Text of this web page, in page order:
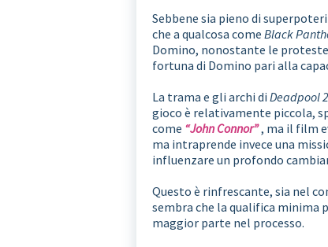
Sebbene sia pieno di
che a qualcosa comeBlack
Domino, nonostante le proteste
fortuna di Domino pari alla
La trama e gli archi diDeadpool 2
gioco è relativamente piccola,
come “John Connor”, ma il film
ma intraprende invece una
influenzare un profondo
Questo è rinfrescante, sia nel
sembra che la qualifica minima
maggior parte nel processo.